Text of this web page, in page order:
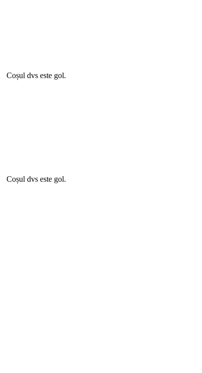
Coșul dvs este gol.
Coșul dvs este gol.